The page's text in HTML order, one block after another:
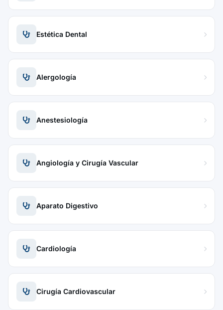
Estética Dental
Alergología
Anestesiología
Angiología y Cirugía Vascular
Aparato Digestivo
Cardiología
Cirugía Cardiovascular